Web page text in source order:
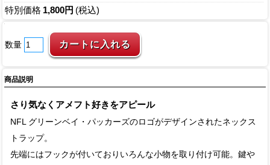
特別価格 1,800円 (税込)
数量
商品説明
さり気なくアメフト好きをアピール
NFL グリーンベイ・パッカーズのロゴがデザインされたネックス
トラップ。
先端にはフックが付いておりいろんな小物を取り付け可能。鍵や